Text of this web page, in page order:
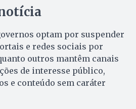
optam por suspender
e redes sociais por
outros mantêm canais
de interesse público,
e conteúdo sem caráter